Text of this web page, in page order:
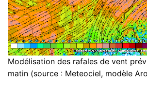
Modélisation des rafales de vent
matin (source : Meteociel, modèle